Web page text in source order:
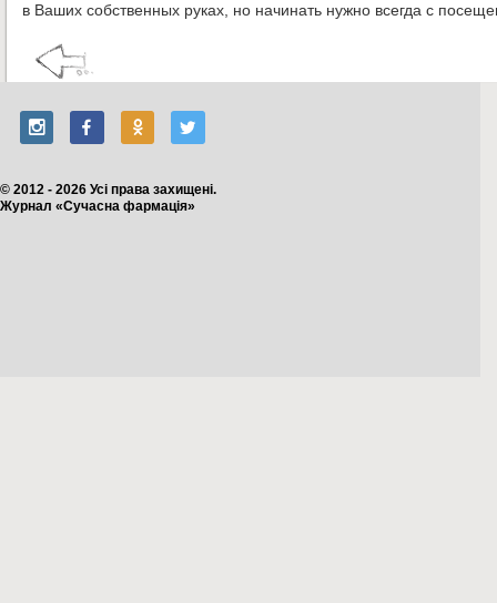
в Ваших собственных руках, но начинать нужно всегда с
© 2012 - 2026 Усі права захищені.
Журнал «Сучасна фармація»